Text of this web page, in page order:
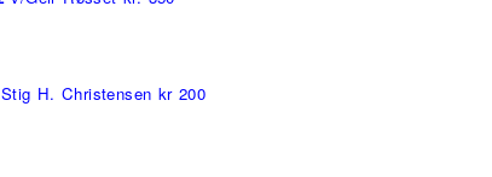
H. Christensen kr 200